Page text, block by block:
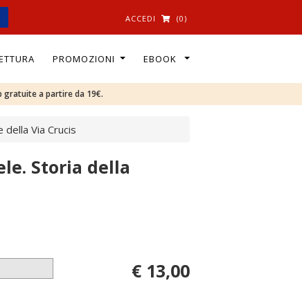
ACCEDI (0)
PROMOZIONI EBOOK
gratuite a partire da 19€.
della Via Crucis
Storia della
€ 13,00